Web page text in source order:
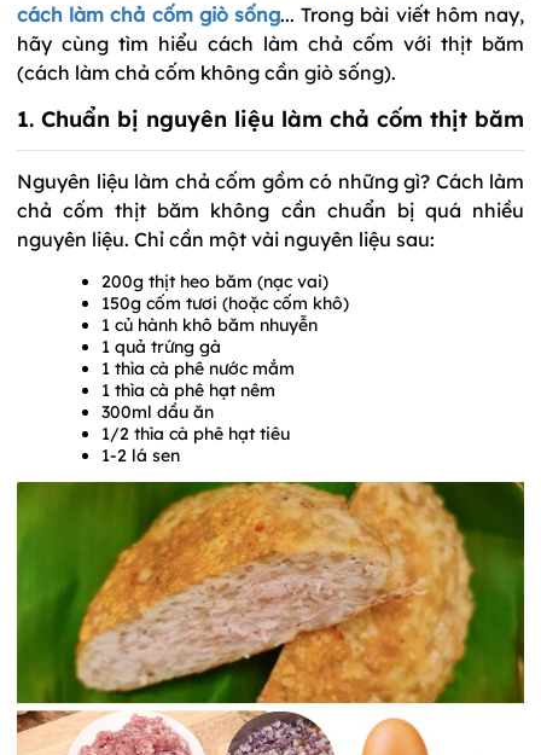
cách làm chả cốm giò sống... Trong bài viết hôm nay,
hãy cùng tìm hiểu cách làm chả cốm với thịt băm
(cách làm chả cốm không cần giò sống).
1. Chuẩn bị nguyên liệu làm chả cốm thịt băm
Nguyên liệu làm chả cốm gồm có những gì? Cách làm
chả cốm thịt băm không cần chuẩn bị quá nhiều
nguyên liệu. Chỉ cần một vài nguyên liệu sau:
200g thịt heo băm (nạc vai)
150g cốm tươi (hoặc cốm khô)
1 củ hành khô băm nhuyễn
1 quả trứng gà
1 thìa cà phê nước mắm
1 thìa cà phê hạt nêm
300ml dầu ăn
1/2 thìa cà phê hạt tiêu
1-2 lá sen